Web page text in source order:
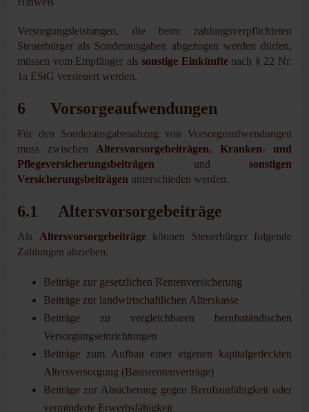
Versorgungsleistungen, die beim zahlungsverpflichteten
Steuerbürger als Sonderausgaben abgezogen werden dürfen,
müssen vom Empfänger alssonstige Einkünftenach § 22 Nr.
1a EStG versteuert werden.
6 Vorsorgeaufwendungen
Für den Sonderausgabenabzug von Vorsorgeaufwendungen
muss zwischen Altersvorsorgebeiträgen, Kranken- und
Pflegeversicherungsbeiträgen und sonstigen
Versicherungsbeiträgen unterschieden werden.
6.1 Altersvorsorgebeiträge
Als Altersvorsorgebeiträgekönnen Steuerbürger folgende
Zahlungen abziehen:
Beiträge zur gesetzlichen Rentenversicherung
Beiträge zur landwirtschaftlichen Alterskasse
Beiträge zu vergleichbaren berufsständischen
Versorgungseinrichtungen
Beiträge zum Aufbau einer eigenen kapitalgedeckten
Altersversorgung (Basisrentenverträge)
Beiträge zur Absicherung gegen Berufsunfähigkeit oder
verminderte Erwerbsfähigkeit